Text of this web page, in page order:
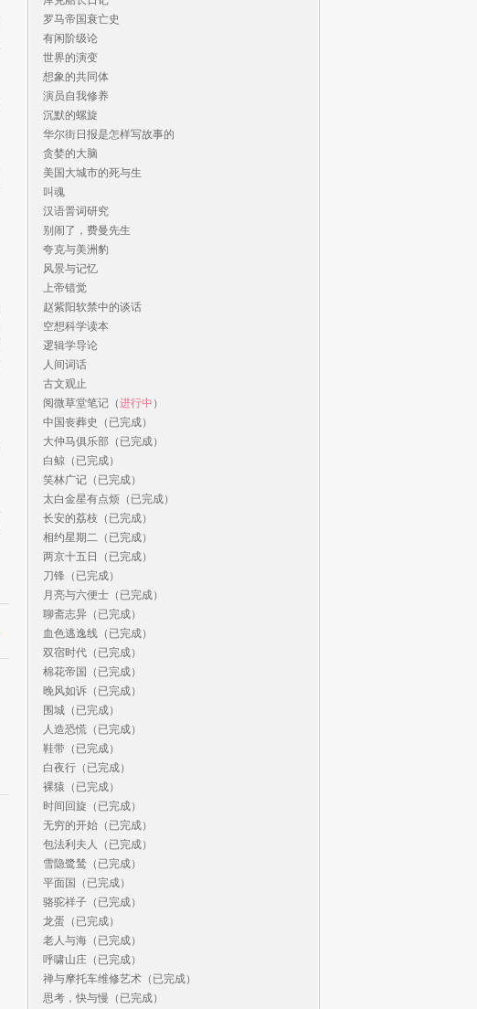
罗马帝国衰亡史
有闲阶级论
世界的演变
想象的共同体
演员自我修养
沉默的螺旋
华尔街日报是怎样写故事的
贪婪的大脑
美国大城市的死与生
叫魂
汉语詈词研究
别闹了，费曼先生
夸克与美洲豹
风景与记忆
上帝错觉
赵紫阳软禁中的谈话
空想科学读本
逻辑学导论
人间词话
古文观止
阅微草堂笔记（进行中 ）
中国丧葬史（已完成）
大仲马俱乐部（已完成）
白鲸（已完成）
笑林广记（已完成）
太白金星有点烦（已完成）
长安的荔枝（已完成）
相约星期二（已完成）
两京十五日（已完成）
刀锋（已完成）
月亮与六便士（已完成）
聊斋志异（已完成）
血色逃逸线（已完成）
双宿时代（已完成）
棉花帝国（已完成）
晚风如诉（已完成）
围城（已完成）
人造恐慌（已完成）
鞋带（已完成）
白夜行（已完成）
裸猿（已完成）
时间回旋（已完成）
无穷的开始（已完成）
包法利夫人（已完成）
雪隐鹭鸶（已完成）
平面国（已完成）
骆驼祥子（已完成）
龙蛋（已完成）
老人与海（已完成）
呼啸山庄（已完成）
禅与摩托车维修艺术（已完成）
思考，快与慢（已完成）